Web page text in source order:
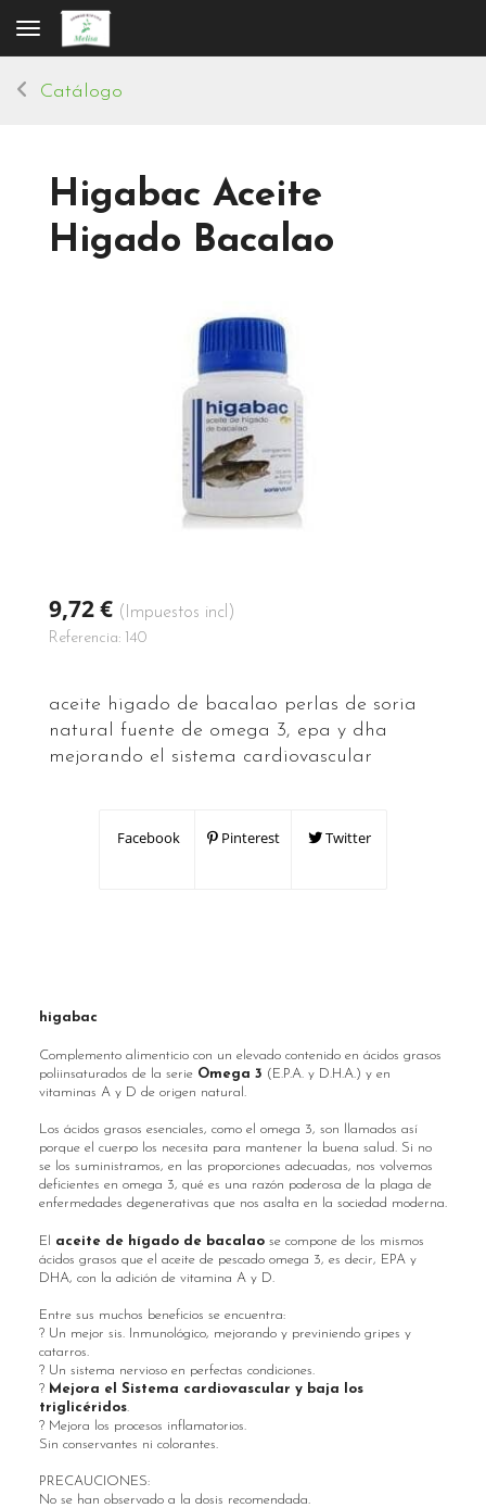
Toggle navigation
Catálogo
Higabac Aceite
Higado Bacalao
9,72 € (Impuestos incl)
Referencia: 140
aceite higado de bacalao perlas de soria
natural fuente de omega 3, epa y dha
mejorando el sistema cardiovascular
Facebook Pinterest Twitter
higabac
Complemento alimenticio con un elevado contenido en ácidos grasos
poliinsaturados de la serie Omega 3 (E.P.A. y D.H.A.) y en
vitaminas A y D de origen natural.
Los ácidos grasos esenciales, como el omega 3, son llamados así
porque el cuerpo los necesita para mantener la buena salud. Si no
se los suministramos, en las proporciones adecuadas, nos volvemos
deficientes en omega 3, qué es una razón poderosa de la plaga de
enfermedades degenerativas que nos asalta en la sociedad moderna.
El aceite de hígado de bacalaose compone de los mismos
ácidos grasos que el aceite de pescado omega 3, es decir, EPA y
DHA, con la adición de vitamina A y D.
Entre sus muchos beneficios se encuentra:
? Un mejor sis. Inmunológico, mejorando y previniendo gripes y
catarros.
? Un sistema nervioso en perfectas condiciones.
? Mejora el Sistema cardiovascular y baja los
triglicéridos.
? Mejora los procesos inflamatorios.
Sin conservantes ni colorantes.
PRECAUCIONES:
No se han observado a la dosis recomendada.